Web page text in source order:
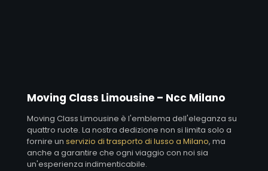
Moving Class Limousine – Ncc Milano
Moving Class Limousine è l'emblema dell'eleganza su
quattro ruote. La nostra dedizione non si limita solo a
fornire un servizio di trasporto di lusso a Milano, ma
anche a garantire che ogni viaggio con noi sia
un'esperienza indimenticabile.